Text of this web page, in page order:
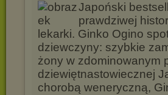
Japoński
prawdziwej
lekarki. Ginko Ogino
dziewczyny: szybkie
żony w zdominowanym
dziewiętnastowiecznej
chorobą weneryczną,